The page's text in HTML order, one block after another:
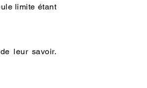
limite étant
leur savoir.